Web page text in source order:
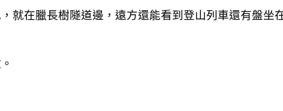
就在臘長樹隧道邊，遠方還能看到登山列車還有盤坐